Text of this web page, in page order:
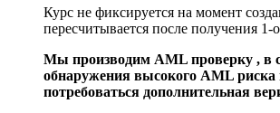
Курс не фиксируется на момент
пересчитывается после получения 1-
Мы производим AML проверку , в
обнаружения высокого AML
потребоваться дополнительная